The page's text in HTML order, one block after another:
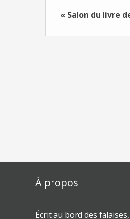
« Salon du livre
À propos
Écrit au bord des